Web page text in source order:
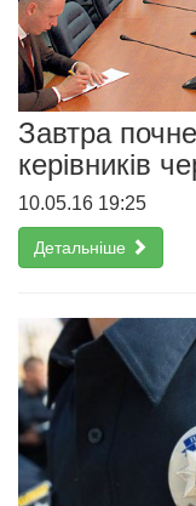
Завтра
керівників
10.05.16 19:25
Детальніше